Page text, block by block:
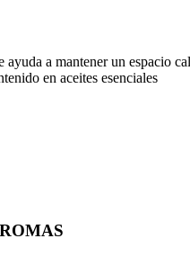
ayuda a mantener un espacio
en aceites esenciales